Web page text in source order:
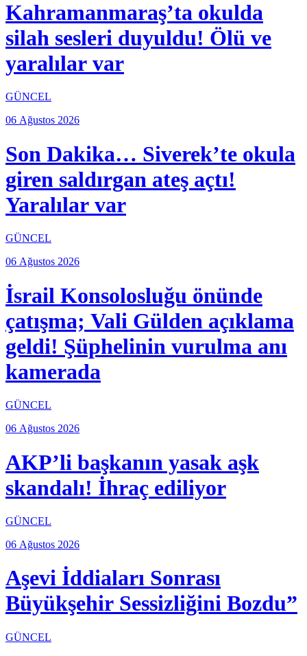
Kahramanmaraş’ta okulda
silah sesleri duyuldu! Ölü ve
yaralılar var
GÜNCEL
06 Ağustos 2026
Son Dakika… Siverek’te okula
giren saldırgan ateş açtı!
Yaralılar var
GÜNCEL
06 Ağustos 2026
İsrail Konsolosluğu önünde
çatışma; Vali Gülden açıklama
geldi! Şüphelinin vurulma anı
kamerada
GÜNCEL
06 Ağustos 2026
AKP’li başkanın yasak aşk
skandalı! İhraç ediliyor
GÜNCEL
06 Ağustos 2026
Aşevi İddiaları Sonrası
Büyükşehir Sessizliğini Bozdu”
GÜNCEL